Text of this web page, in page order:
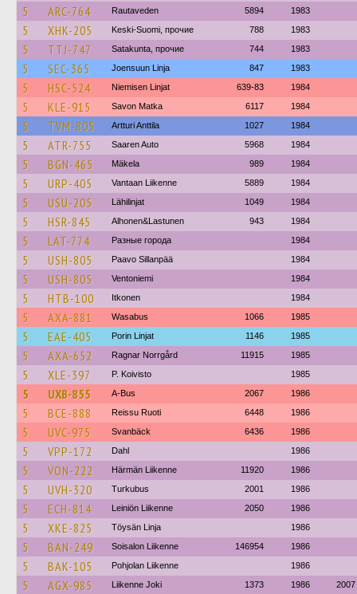
5 ARC-764 Rautaveden 5894 1983
5 XHK-205 Keski-Suomi, прочие 788 1983
5 TTJ-747 Satakunta, прочие 744 1983
5 SEC-365 Joensuun Linja 847 1983
5 HSC-524 Niemisen Linjat 639-83 1984
5 KLE-915 Savon Matka 6117 1984
5 TVM-805 Artturi Anttila 1027 1984
5 ATR-755 Saaren Auto 5968 1984
5 BGN-465 Mäkela 989 1984
5 URP-405 Vantaan Liikenne 5889 1984
5 USU-205 Lähilinjat 1049 1984
5 HSR-845 Alhonen&Lastunen 943 1984
5 LAT-774 Разные города 1984
5 USH-805 Paavo Sillanpää 1984
5 USH-805 Ventoniemi 1984
5 HTB-100 Itkonen 1984
5 AXA-881 Wasabus 1066 1985
5 EAE-405 Porin Linjat 1146 1985
5 AXA-652 Ragnar Norrgård 11915 1985
5 XLE-397 P. Koivisto 1985
5 UXB-855 A-Bus 2067 1986
5 BCE-888 Reissu Ruoti 6448 1986
5 UVC-975 Svanbäck 6436 1986
5 VPP-172 Dahl 1986
5 VON-222 Härmän Liikenne 11920 1986
5 UVH-320 Turkubus 2001 1986
5 ECH-814 Leiniön Liikenne 2050 1986
5 XKE-825 Töysän Linja 1986
5 BAN-249 Soisalon Liikenne 146954 1986
5 BAK-105 Pohjolan Liikenne 1986
5 AGX-985 Liikenne Joki 1373 1986 2007